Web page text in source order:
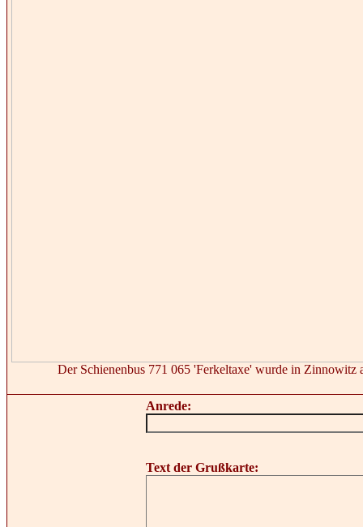
Der Schienenbus 771 065 'Ferkeltaxe' wurde in Zinnowitz
Anrede:
Text der Grußkarte: